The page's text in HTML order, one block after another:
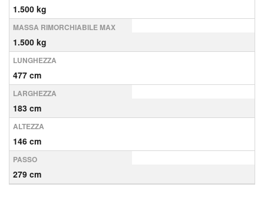
1.500 kg
MASSA RIMORCHIABILE MAX
1.500 kg
LUNGHEZZA
477 cm
LARGHEZZA
183 cm
ALTEZZA
146 cm
PASSO
279 cm